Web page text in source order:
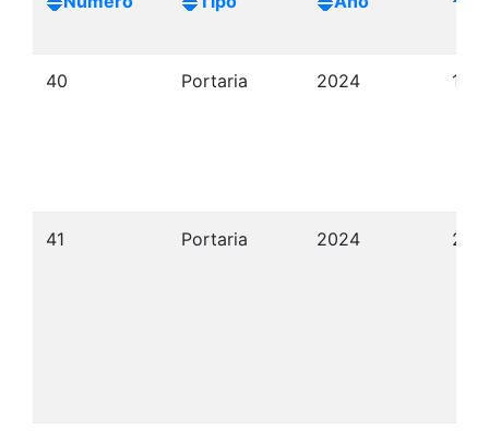
40 Portaria 2024 19/
41 Portaria 2024 21/